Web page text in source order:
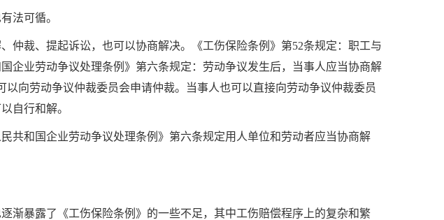
法可循。
仲裁、提起诉讼，也可以协商解决。《工伤保险条例》第52条规定：职工与
企业劳动争议处理条例》第六条规定：劳动争议发生后，当事人应当协商解
以向劳动争议仲裁委员会申请仲裁。当事人也可以直接向劳动争议仲裁委员
自行和解。
共和国企业劳动争议处理条例》第六条规定用人单位和劳动者应当协商解
渐暴露了《工伤保险条例》的一些不足，其中工伤赔偿程序上的复杂和繁